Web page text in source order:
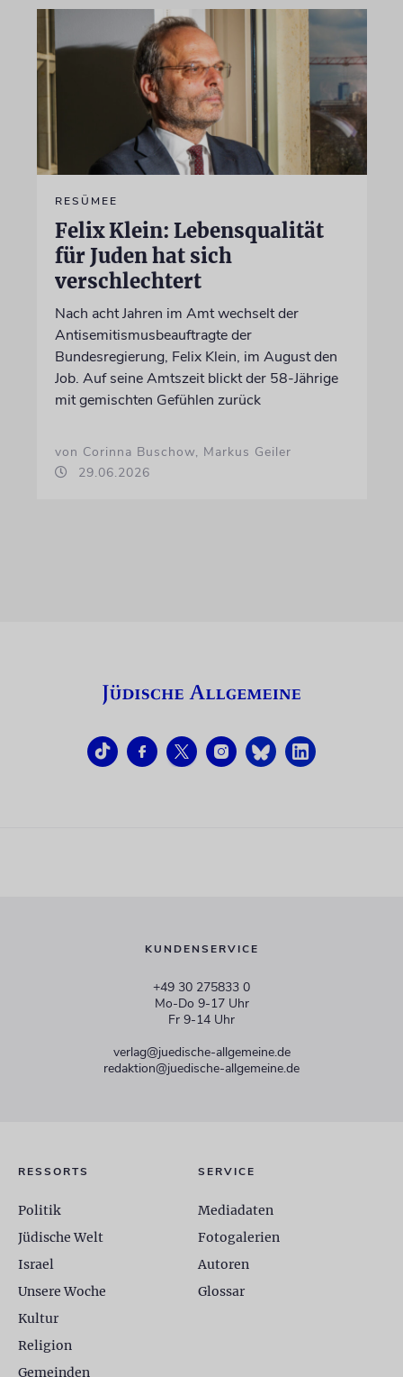
RESÜMEE
Felix Klein: Lebensqualität
für Juden hat sich
verschlechtert
Nach acht Jahren im Amt wechselt der
Antisemitismusbeauftragte der
Bundesregierung, Felix Klein, im August den
Job. Auf seine Amtszeit blickt der 58-Jährige
mit gemischten Gefühlen zurück
von Corinna Buschow, Markus Geiler
29.06.2026
KUNDENSERVICE
+49 30 275833 0
Mo-Do 9-17 Uhr
Fr 9-14 Uhr
verlag@juedische-allgemeine.de
redaktion@juedische-allgemeine.de
RESSORTS
Politik
Jüdische Welt
Israel
Unsere Woche
Kultur
Religion
Gemeinden
SERVICE
Mediadaten
Fotogalerien
Autoren
Glossar